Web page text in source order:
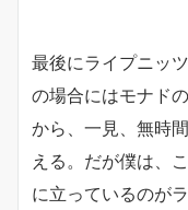
最後にライプニッ
の場合にはモナド
から、一見、無時
える。だが僕は、
に立っているのが